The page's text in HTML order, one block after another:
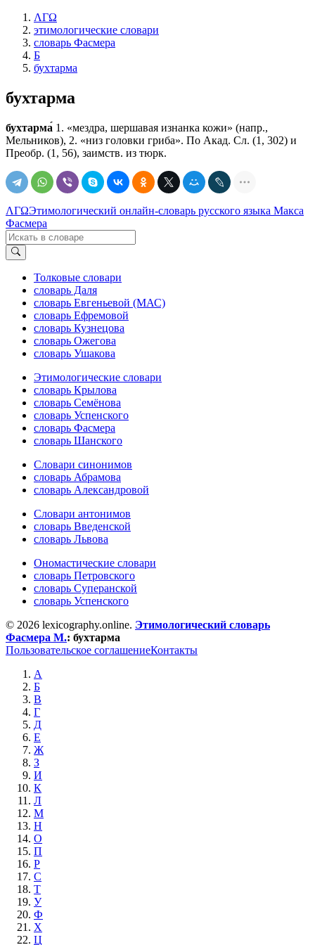
ΛΓΩ
этимологические словари
словарь Фасмера
Б
бухтарма
бухтарма
бухтарма́ 1. «мездра, шершавая изнанка кожи» (напр.,
Мельников), 2. «низ головки гриба». По Акад. Сл. (1, 302) и
Преобр. (1, 56), заимств. из тюрк.
ΛΓΩЭтимологический онлайн-словарь русского языка Макса
Фасмера
Толковые словари
словарь Даля
словарь Евгеньевой (МАС)
словарь Ефремовой
словарь Кузнецова
словарь Ожегова
словарь Ушакова
Этимологические словари
словарь Крылова
словарь Семёнова
словарь Успенского
словарь Фасмера
словарь Шанского
Словари синонимов
словарь Абрамова
словарь Александровой
Словари антонимов
словарь Введенской
словарь Львова
Ономастические словари
словарь Петровского
словарь Суперанской
словарь Успенского
© 2026 lexicography.online. Этимологический словарь
Фасмера М.: бухтарма
Пользовательское соглашениеКонтакты
А
Б
В
Г
Д
Е
Ж
З
И
К
Л
М
Н
О
П
Р
С
Т
У
Ф
Х
Ц